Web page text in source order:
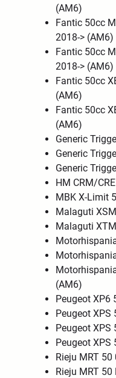
(AM6)
Fantic 50cc
2018-> (AM6)
Fantic 50cc
2018-> (AM6)
Fantic 50cc
(AM6)
Fantic 50cc
(AM6)
Generic
Generic
Generic
HM CRM/
MBK X-Limit
Malaguti
Malaguti
(AM6)
Peugeot XP6
Peugeot XPS
Peugeot XPS
Peugeot XPS
Rieju MRT
Rieju MRT